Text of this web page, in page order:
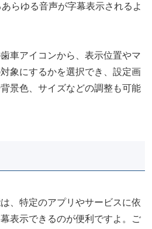
らゆる音声が字幕表示されるよ
車アイコンから、表示位置やマ
象にするかを選択でき、設定画
景色、サイズなどの調整も可能
、特定のアプリやサービスに依
表示できるのが便利ですよ。ご